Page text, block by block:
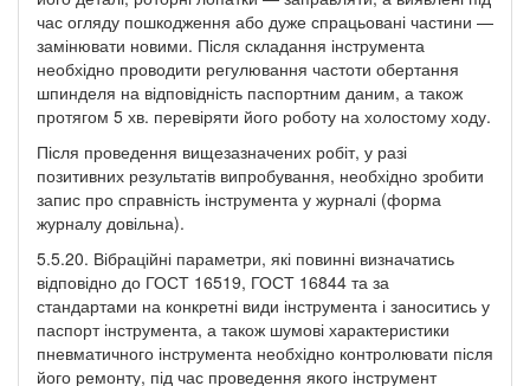
час огляду пошкодження або дуже спрацьовані частини —
замінювати новими. Після складання інструмента
необхідно проводити регулювання частоти обертання
шпинделя на відповідність паспортним даним, а також
протягом 5 хв. перевіряти його роботу на холостому ходу.
Після проведення вищезазначених робіт, у разі
позитивних результатів випробування, необхідно зробити
запис про справність інструмента у журналі (форма
журналу довільна).
5.5.20. Вібраційні параметри, які повинні визначатись
відповідно до ГОСТ 16519, ГОСТ 16844 та за
стандартами на конкретні види інструмента і заноситись у
паспорт інструмента, а також шумові характеристики
пневматичного інструмента необхідно контролювати після
його ремонту, під час проведення якого інструмент